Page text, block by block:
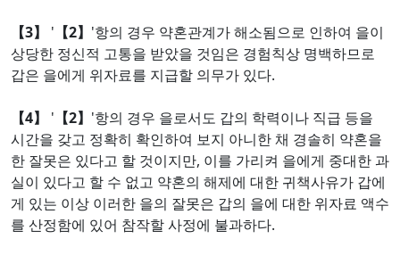
【3】 ' 【2】 '항의 경우 약혼관계가 해소됨으로 인하여 을이
상당한 정신적 고통을 받았을 것임은 경험칙상 명백하므로
갑은 을에게 위자료를 지급할 의무가 있다.
【4】 ' 【2】 '항의 경우 을로서도 갑의 학력이나 직급 등을
시간을 갖고 정확히 확인하여 보지 아니한 채 경솔히 약혼을
한 잘못은 있다고 할 것이지만, 이를 가리켜 을에게 중대한 과
실이 있다고 할 수 없고 약혼의 해제에 대한 귀책사유가 갑에
게 있는 이상 이러한 을의 잘못은 갑의 을에 대한 위자료 액수
를 산정함에 있어 참작할 사정에 불과하다.